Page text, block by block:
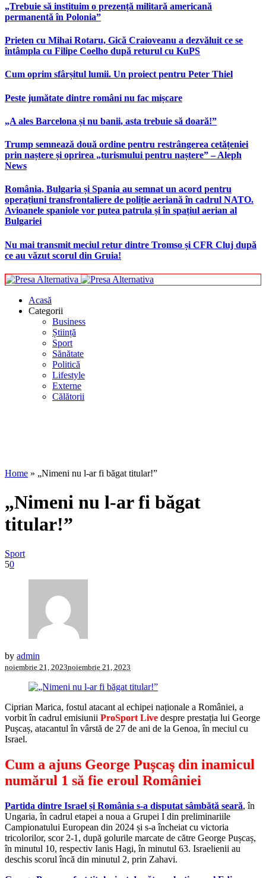
„Trebuie să instituim o prezență militară americană
permanentă în Polonia”
Prieten cu Mihai Rotaru, Gică Craioveanu a dezvăluit ce se
întâmpla cu Filipe Coelho după returul cu KuPS
Cum oprim sfârșitul lumii. Un proiect pentru Peter Thiel
Peste jumătate dintre români nu fac mișcare
„A ales Barcelona și nu banii, asta trebuie să doară!”
Trump semnează două ordine pentru restrângerea cetățeniei
prin naștere și oprirea „turismului pentru naștere” – Aleph
News
România, Bulgaria și Spania au semnat un acord pentru
operațiuni transfrontaliere de poliție aeriană în cadrul NATO.
Avioanele spaniole vor putea patrula și în spațiul aerian al
Bulgariei
Nu mai transmit meciul retur dintre Tromso și CFR Cluj după
ce au văzut scorul din Gruia!
Acasă
Categorii
Business
Știință
Sport
Sănătate
Politică
Lifestyle
Externe
Călătorii
Home » „Nimeni nu l-ar fi băgat titular!”
„Nimeni nu l-ar fi băgat
titular!”
Sport
50
by admin
noiembrie 21, 2023noiembrie 21, 2023
Ciprian Marica, fostul atacant al echipei naționale a României, a
vorbit în cadrul emisiunii ProSport Live despre prestația lui George
Pușcaș, atacantul în vârstă de 27 de ani de la Genoa, în meciul cu
Israel.
Cum a ajuns George Pușcaș din inamicul
numărul 1 să fie eroul României
Partida dintre Israel și România s-a disputat sâmbătă seară, în
Ungaria, în cadrul etapei a noua a Grupei I din preliminariile
Campionatului European din 2024 și s-a încheiat cu victoria
tricolorilor, scor 2-1, după golurile marcate de către George Pușcaș,
în minutul 10, respectiv Ianis Hagi, în minutul 63. Israelienii au
deschis scorul încă din minutul 2, prin Zahavi.